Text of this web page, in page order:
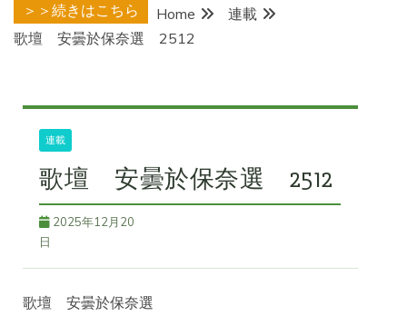
＞＞続きはこちら Home
連載
歌壇 安曇於保奈選 2512
連載
歌壇 安曇於保奈選 2512
2025年12月20
日
歌壇 安曇於保奈選